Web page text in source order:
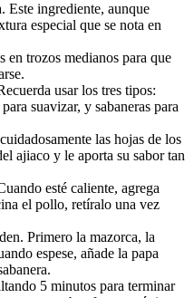
Este ingrediente, aunque
especial que se nota en
en trozos medianos para que
usar los tres tipos:
suavizar, y sabaneras para
las hojas de los
ajiaco y le aporta su sabor tan
esté caliente, agrega
el pollo, retíralo una vez
Primero la mazorca, la
espese, añade la papa
5 minutos para terminar